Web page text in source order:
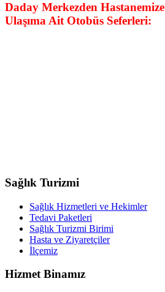
Daday Merkezden Hastanemize
Ulaşıma Ait Otobüs Seferleri:
Sağlık Turizmi
Sağlık Hizmetleri ve Hekimler
Tedavi Paketleri
Sağlık Turizmi Birimi
Hasta ve Ziyaretçiler
İlçemiz
Hizmet Binamız